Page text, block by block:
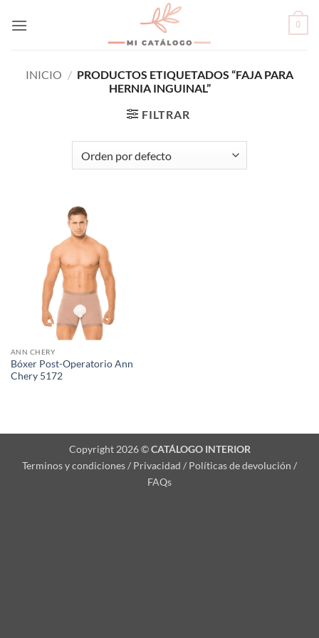
0
INICIO / PRODUCTOS ETIQUETADOS “FAJA PARA
HERNIA INGUINAL”
FILTRAR
ANN CHERY
Bóxer Post-Operatorio Ann
Chery 5172
Copyright 2026 ©CATÁLOGO INTERIOR
Terminos y condiciones / Privacidad / Políticas de devolución /
FAQs